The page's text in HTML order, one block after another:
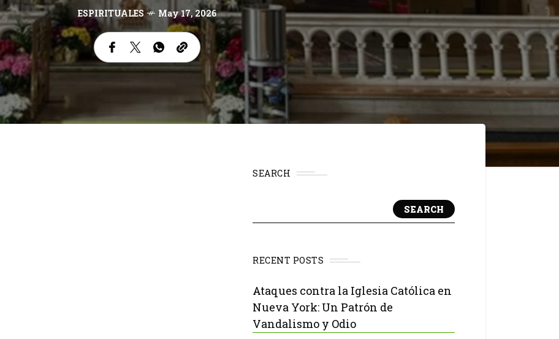
ESPIRITUALES May 17, 2026
SEARCH
SEARCH
RECENT POSTS
Ataques contra la Iglesia Católica en
Nueva York: Un Patrón de
Vandalismo y Odio